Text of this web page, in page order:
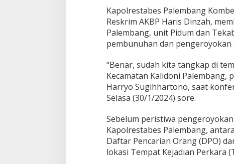
e
r
h
a
s
D
i
t
a
g
k
a
p
S
Kapolrestabes Palembang
Reskrim AKBP Haris Dinzah,
Palembang, unit Pidum dan
pembunuhan dan pengeroyokan
“Benar, sudah kita tangkap di
Kecamatan Kalidoni Palembang,
Harryo Sugihhartono, saat
Selasa (30/1/2024) sore.
Sebelum peristiwa
Kapolrestabes Palembang,
Daftar Pencarian Orang (DPO)
lokasi Tempat Kejadian Perkara